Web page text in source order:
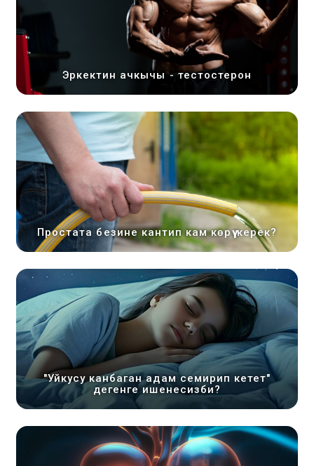
Эркектин ачкычы - тестостерон
Простата безине кантип кам көрүү керек?
"Уйкусу канбаган адам семирип кетет"
дегенге ишенесизби?